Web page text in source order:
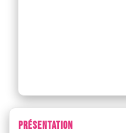
PRÉSENTATION